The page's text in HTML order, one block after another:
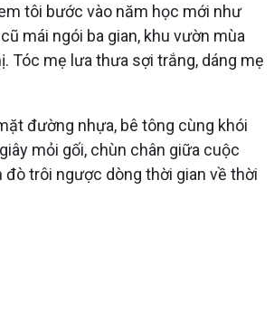
tôi bước vào năm học mới như
mái ngói ba gian, khu vườn mùa
Tóc mẹ lưa thưa sợi trắng, dáng mẹ
đường nhựa, bê tông cùng khói
mỏi gối, chùn chân giữa cuộc
trôi ngược dòng thời gian về thời